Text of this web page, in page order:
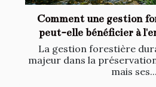
Comment une gestion
peut-elle bénéficier à
La gestion forestière
majeur dans la
mais ses...